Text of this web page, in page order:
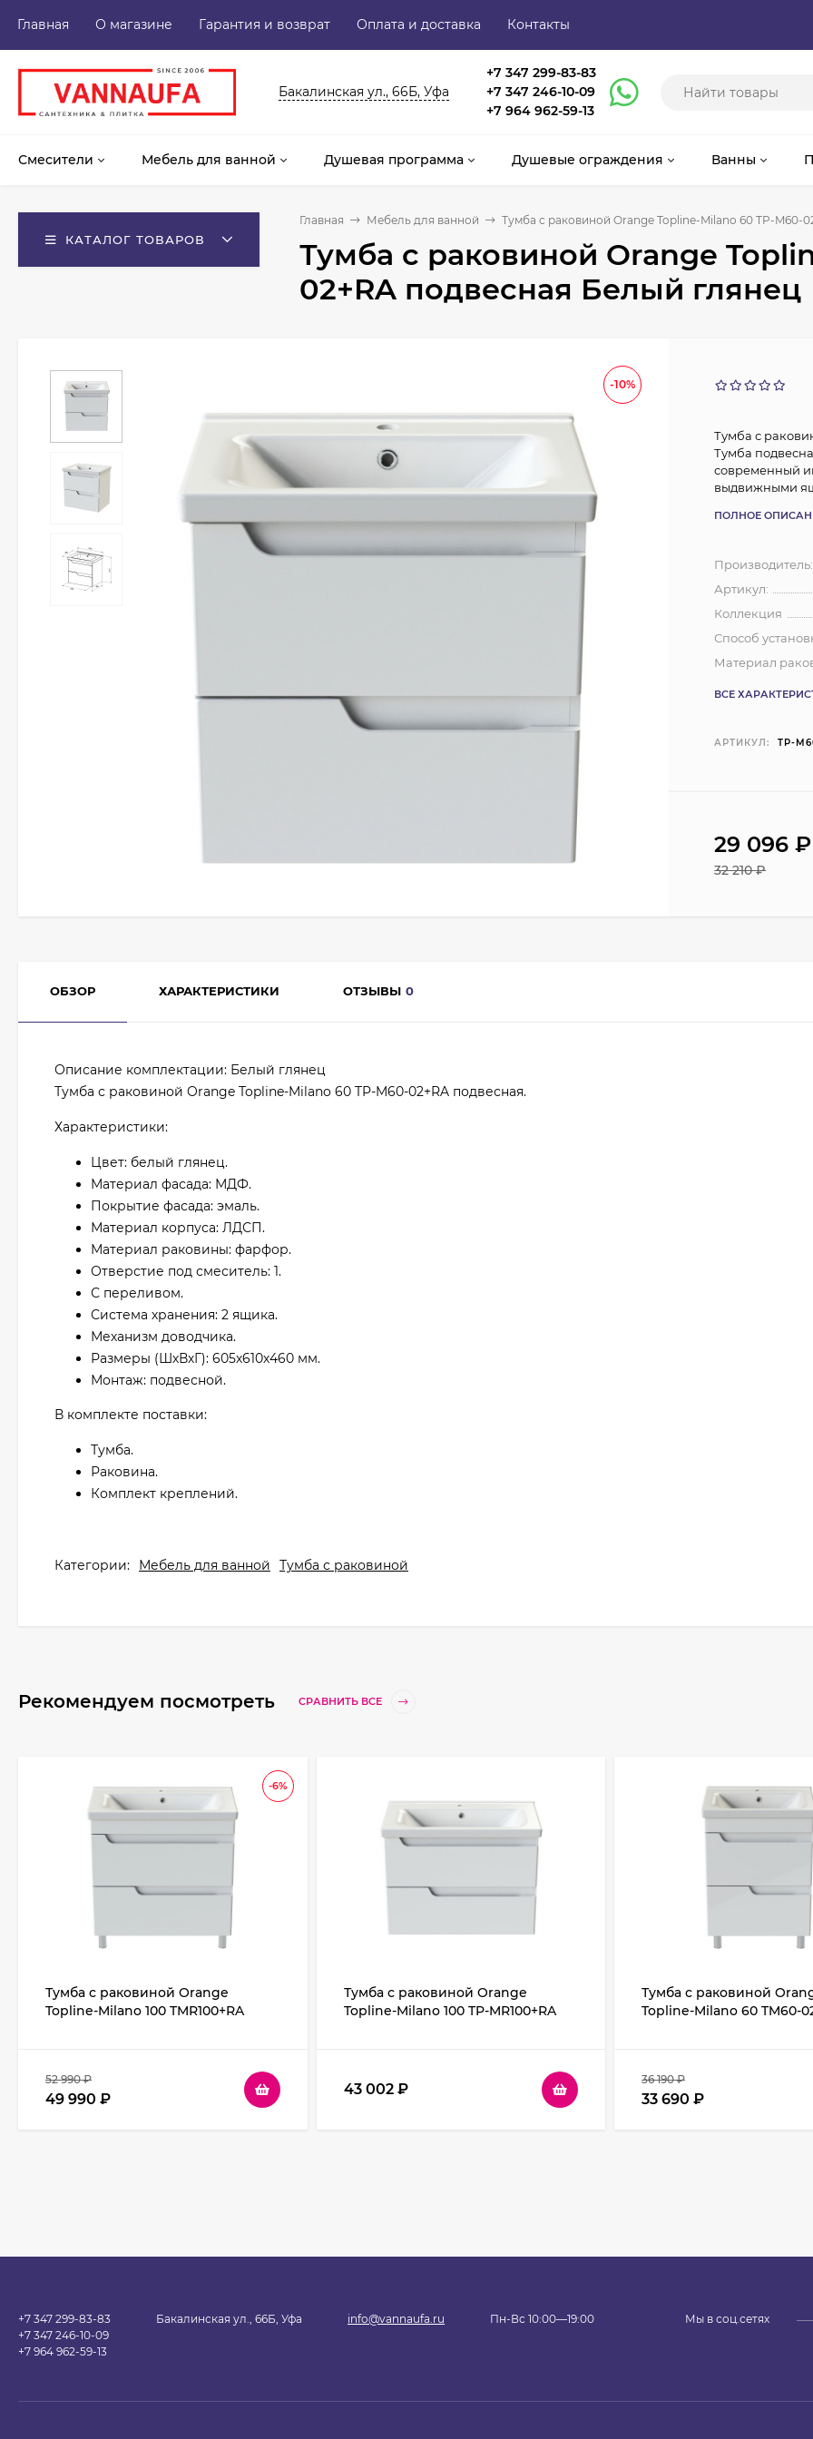
Главная О магазине Гарантия и возврат Оплата и доставка Контакты
Бакалинская ул., 66Б, Уфа
+7 347 299-83-83
+7 347 246-10-09
+7 964 962-59-13
Смесители Мебель для ванной Душевая программа Душевые ограждения Ванны
КАТАЛОГ ТОВАРОВ
Главная Мебель для ванной Тумба с раковиной Orange Topline-Milano 60 TP-M60-
Тумба с раковиной Orange
02+RA подвесная Белый глянец
-10%
Тумба с
Тумба
современный
выдвижными
ПОЛНОЕ
Производитель:
Артикул:
Коллекция
Способ
Материал
ВСЕ
АРТИКУЛ: TP-
29 096₽
32 210₽
ОБЗОР ХАРАКТЕРИСТИКИ ОТЗЫВЫ 0
Описание комплектации: Белый глянец
Тумба с раковиной Orange Topline-Milano 60 TP-M60-02+RA подвесная.
Характеристики:
Цвет: белый глянец.
Материал фасада: МДФ.
Покрытие фасада: эмаль.
Материал корпуса: ЛДСП.
Материал раковины: фарфор.
Отверстие под смеситель: 1.
С переливом.
Система хранения: 2 ящика.
Механизм доводчика.
Размеры (ШхВхГ): 605х610х460 мм.
Монтаж: подвесной.
В комплекте поставки:
Тумба.
Раковина.
Комплект креплений.
Категории: Мебель для ванной Тумба с раковиной
Рекомендуем посмотреть СРАВНИТЬ ВСЕ
-6%
Тумба с раковиной Orange
Topline-Milano 100 TMR100+RA
52 990₽
49 990 ₽
Тумба с раковиной Orange
Topline-Milano 100 TP-MR100+RA
43 002 ₽
Тумба с раковиной
Topline-Milano 60 TM60-
36 190₽
33 690 ₽
+7 347 299-83-83
+7 347 246-10-09
+7 964 962-59-13
Бакалинская ул., 66Б, Уфа info@vannaufa.ru Пн-Вс 10:00—19:00 Мы в соц.сетях